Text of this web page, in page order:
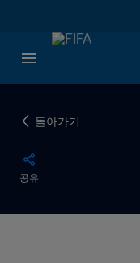
돌아가기
공유